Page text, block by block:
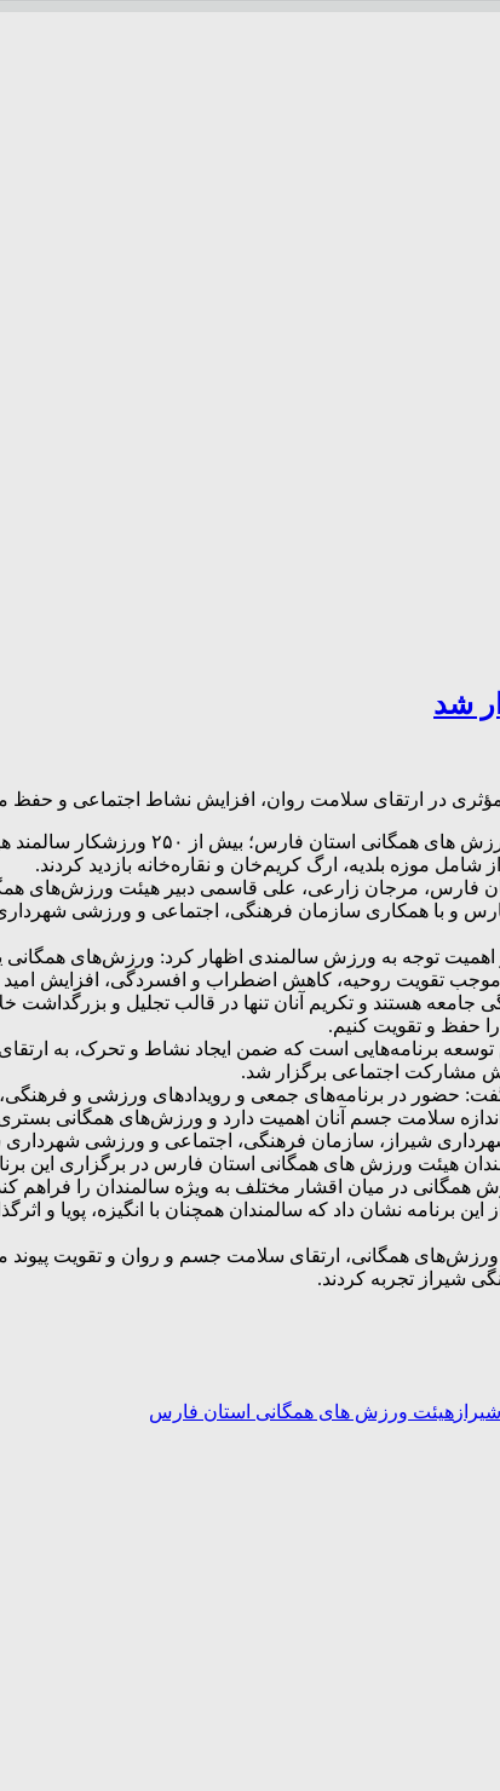
شد
در ارتقای سلامت روان، افزایش نشاط اجتماعی و حفظ
به نقل از پایگاه اطلاع رسانی و
موزه بلدیه، ارگ کریم‌خان و نقاره‌خانه بازدید کردند.
فارس، مرجان زارعی، علی قاسمی دبیر هیئت ورزش‌های
و با همکاری سازمان فرهنگی، اجتماعی و ورزشی
اهمیت توجه به ورزش سالمندی اظهار کرد: ورزش‌های
تقویت روحیه، کاهش اضطراب و افسردگی، افزایش
هستند و تکریم آنان تنها در قالب تجلیل و بزرگداشت
حفظ و تقویت کنیم.
برنامه‌هایی است که ضمن ایجاد نشاط و تحرک، به
مشارکت اجتماعی برگزار شد.
حضور در برنامه‌های جمعی و رویدادهای ورزشی و فرهنگی،
سلامت جسم آنان اهمیت دارد و ورزش‌های همگانی
شیراز، سازمان فرهنگی، اجتماعی و ورزشی شهرداری
هیئت ورزش های همگانی استان فارس در برگزاری این
همگانی در میان اقشار مختلف به ویژه سالمندان را فراهم
کرد: استقبال چشمگیر بیش از ۲۰۰ ورزشکار بالای ۵۰ سال از این برنامه نشان داد که
ورزش‌های همگانی، ارتقای سلامت جسم و روان و تقویت
شیراز تجربه کردند.
هیئت ورزش های همگانی استان فارس